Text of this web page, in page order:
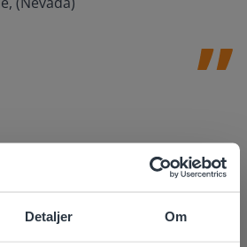
Detaljer Om